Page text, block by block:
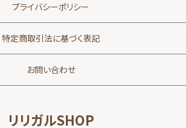
プライバシーポリシー
特定商取引法に基づく表記
お問い合わせ
リリガルSHOP